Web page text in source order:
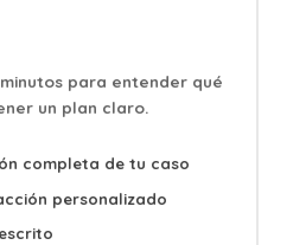
para entender qué
un plan claro.
completa de tu caso
personalizado